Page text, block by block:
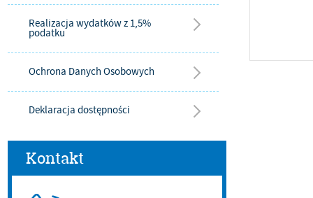
Realizacja wydatków z 1,5%
podatku
Ochrona Danych Osobowych
Deklaracja dostępności
Kontakt